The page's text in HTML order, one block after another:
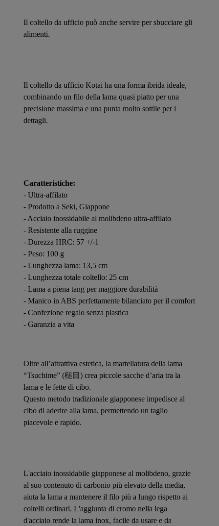
Il coltello da ufficio può anche servire per sbucciare gli
alimenti.
Il coltello da ufficio Kotai ha una forma ibrida ideale,
combinando un filo della lama quasi piatto per una
precisione massima e una punta molto sottile per i
dettagli.
Caratteristiche:
- Ultra-affilato
- Prodotto a Seki, Giappone
- Acciaio inossidabile al molibdeno ultra-affilato
- Resistente alla ruggine
- Durezza HRC: 57 +/-1
- Peso: 100 g
- Lunghezza lama: 13,5 cm
- Lunghezza totale coltello: 25 cm
- Lama a piena tang per maggiore durabilità
- Manico in ABS perfettamente bilanciato per il comfort
- Confezione regalo senza plastica
- Garanzia a vita
Oltre all’attrattiva estetica, la martellatura della lama
“Tsuchime” (槌目) crea piccole sacche d’aria tra la
lama e le fette di cibo.
Questo metodo tradizionale giapponese impedisce al
cibo di aderire alla lama, permettendo un taglio
piacevole e rapido.
L'acciaio inossidabile giapponese al molibdeno, grazie
al suo contenuto di carbonio più elevato della media,
aiuta la lama a mantenere il filo più a lungo rispetto ai
coltelli ordinari. L'aggiunta di cromo nella lega
d'acciaio rende la lama inox, facile da usare e da